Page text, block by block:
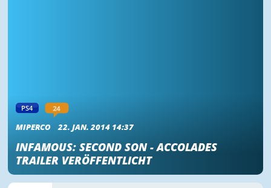
PS4 24
MIPERCO 22. JAN. 2014 14:37
INFAMOUS: SECOND SON - ACCOLADES
TRAILER VERÖFFENTLICHT